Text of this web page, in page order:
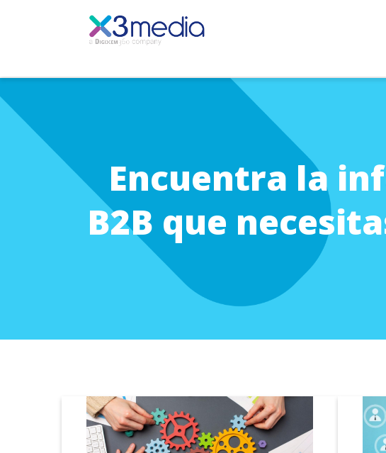
Encuentra la
B2B que